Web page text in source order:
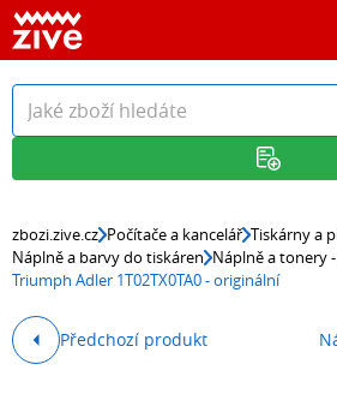
zbozi.zive.cz Počítače a kancelář Tiskárny a
Náplně a barvy do tiskáren Náplně a tonery
Triumph Adler 1T02TX0TA0 - originální
Předchozí produkt